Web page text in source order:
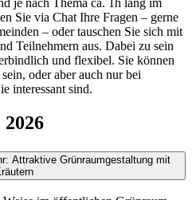
Sie via Chat Ihre Fragen – gerne
– oder tauschen Sie sich mit
Teilnehmern aus. Dabei zu sein
und flexibel. Sie können
oder aber auch nur bei
interessant sind.
Attraktive Grünraumgestaltung mit